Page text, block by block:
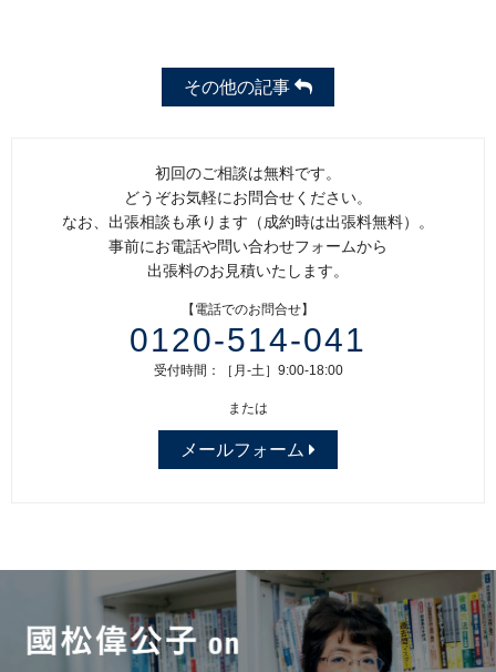
その他の記事
初回のご相談は無料です。
どうぞお気軽にお問合せください。
なお、出張相談も承ります（成約時は出張料無料）。
事前にお電話や問い合わせフォームから
出張料のお見積いたします。
【電話でのお問合せ】
0120-514-041
受付時間：［月-土］9:00-18:00
または
メールフォーム